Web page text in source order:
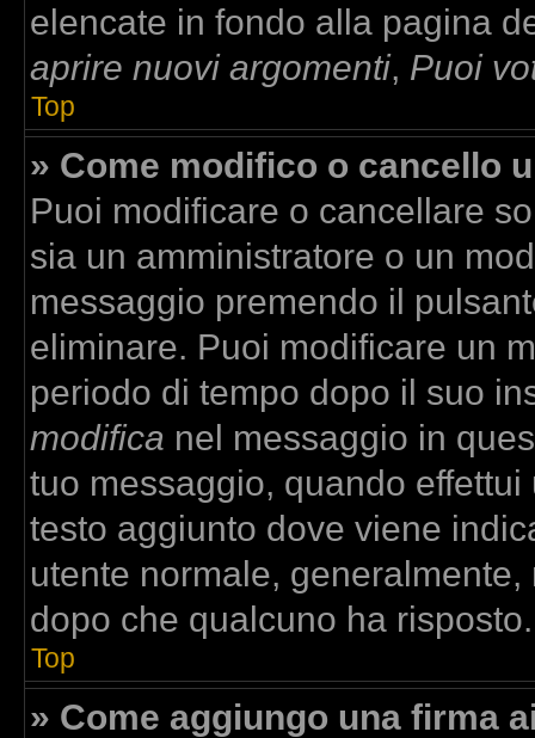
elencate in fondo alla pagina
aprire nuovi argomenti, Puoi
Top
» Come modifico o cancello
Puoi modificare o cancellare
sia un amministratore o un
messaggio premendo il
eliminare. Puoi modificare un
periodo di tempo dopo il suo
modifica nel messaggio in
tuo messaggio, quando
testo aggiunto dove viene
utente normale,
dopo che qualcuno ha risposto.
Top
» Come aggiungo una firma